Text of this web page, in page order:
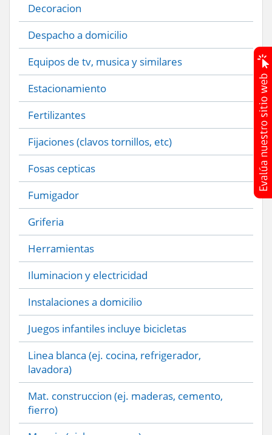
Decoracion
Despacho a domicilio
Equipos de tv, musica y similares
Estacionamiento
Fertilizantes
Fijaciones (clavos tornillos, etc)
Fosas cepticas
Fumigador
Griferia
Herramientas
Iluminacion y electricidad
Instalaciones a domicilio
Juegos infantiles incluye bicicletas
Linea blanca (ej. cocina, refrigerador,
lavadora)
Mat. construccion (ej. maderas, cemento,
fierro)